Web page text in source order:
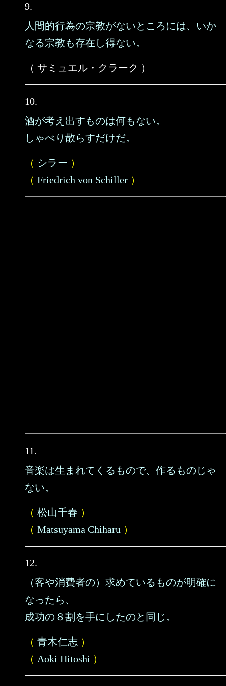
9.
人間的行為の宗教がないところには、いか
なる宗教も存在し得ない。
（ サミュエル・クラーク ）
10.
酒が考え出すものは何もない。
しゃべり散らすだけだ。
（ シラー ）
（ Friedrich von Schiller ）
11.
音楽は生まれてくるもので、作るものじゃ
ない。
（ 松山千春 ）
（ Matsuyama Chiharu ）
12.
（客や消費者の）求めているものが明確に
なったら、
成功の８割を手にしたのと同じ。
（ 青木仁志 ）
（ Aoki Hitoshi ）